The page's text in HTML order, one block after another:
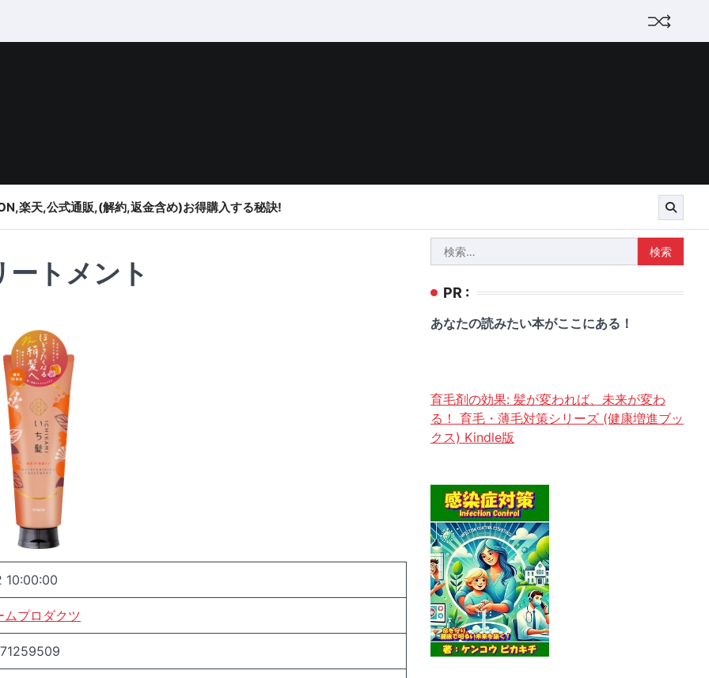
楽天,公式通販,(解約,返金含め)お得購入する秘訣!
トメント
ムプロダクツ
索:
PR :
あなたの読みたい本がここにある！
育毛剤の効果: 髪が変われば、未来が変わ
る！ 育毛・薄毛対策シリーズ (健康増進ブッ
クス) Kindle版